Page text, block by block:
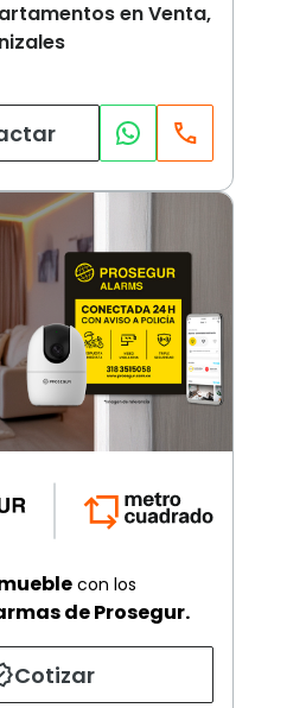
en Venta,
con los
de Prosegur.
Cotizar